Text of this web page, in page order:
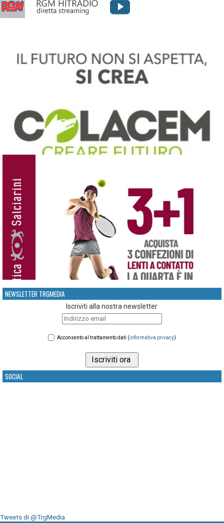
NEWSLETTER TRGMEDIA
Iscriviti alla nostra newsletter
Acconsento al trattamento dati (informativa privacy)
SOCIAL
Tweets di @TrgMedia